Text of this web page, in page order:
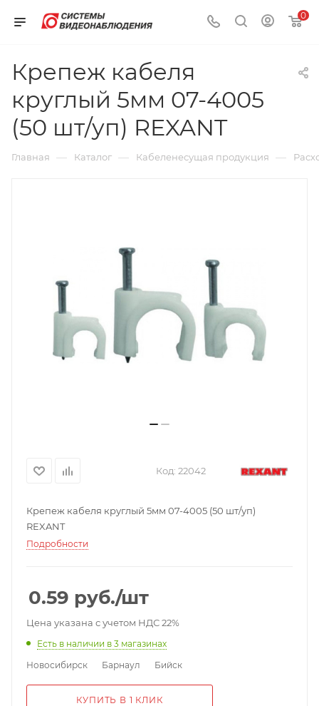
0
Крепеж кабеля
круглый 5мм 07-4005
(50 шт/уп) REXANT
Главная — Каталог — Кабеленесущая продукция —
Код: 22042
Крепеж кабеля круглый 5мм 07-4005 (50 шт/уп)
REXANT
Подробности
0.59 руб./шт
Цена указана с учетом НДС 22%
Есть в наличии в 3 магазинах
Новосибирск
Барнаул Бийск
КУПИТЬ В 1 КЛИК